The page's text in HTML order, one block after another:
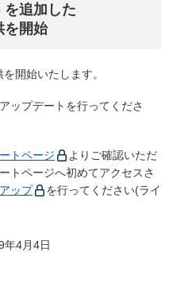
追加した
を開始
開始いたします。
ップデートを行ってくださ
トページ
よりご確認いただ
トページへ初めてアクセスさ
ップ
を行ってください(ライ
年4月4日